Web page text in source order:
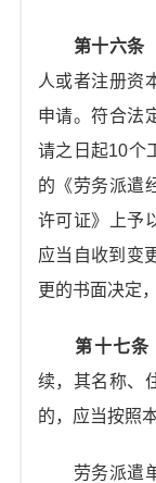
第十六条
人或者注册资
申请。符合法
请之日起10个
的《劳务派遣
许可证》上予
应当自收到变
更的书面决定
第十七条
续，其名称、
的，应当按照
劳务派遣单